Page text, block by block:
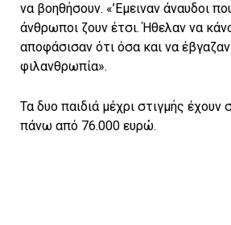
να βοηθήσουν. «’Εμειναν άναυδοι
άνθρωποι ζουν έτσι. Ήθελαν να
αποφάσισαν ότι όσα και να
φιλανθρωπία».
Τα δυο παιδιά μέχρι στιγμής έχουν
πάνω από 76.000 ευρώ.